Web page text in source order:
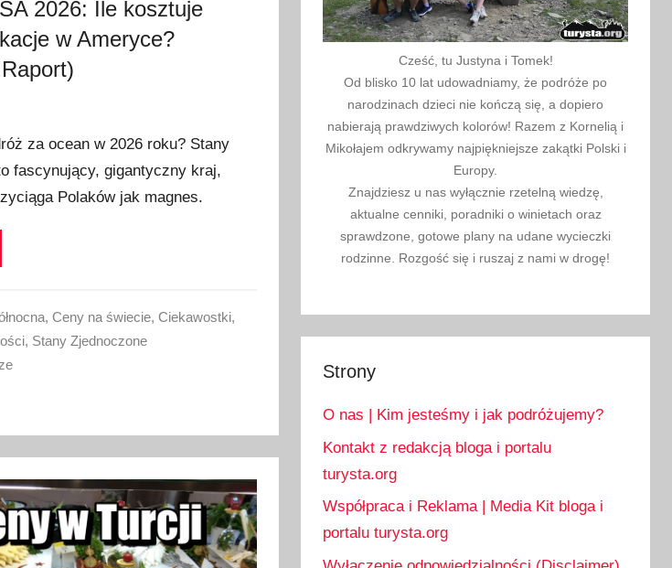
2026: Ile kosztuje
w Ameryce?
za ocean w 2026 roku? Stany
fascynujący, gigantyczny kraj,
Polaków jak magnes.
, Ceny na świecie, Ciekawostki,
, Stany Zjednoczone
Cześć, tu Justyna i Tomek!
Od blisko 10 lat udowadniamy, że podróże po
narodzinach dzieci nie kończą się, a dopiero
nabierają prawdziwych kolorów! Razem z Kornelią i
Mikołajem odkrywamy najpiękniejsze zakątki Polski i
Europy.
Znajdziesz u nas wyłącznie rzetelną wiedzę,
aktualne cenniki, poradniki o winietach oraz
sprawdzone, gotowe plany na udane wycieczki
rodzinne. Rozgość się i ruszaj z nami w drogę!
Strony
O nas | Kim jesteśmy i jak podróżujemy?
Kontakt z redakcją bloga i portalu
turysta.org
Współpraca i Reklama | Media Kit bloga i
portalu turysta.org